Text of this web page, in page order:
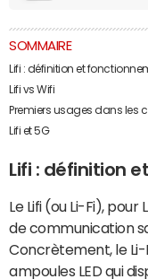
SOMMAIRE
Lifi : définition et
Lifi vs Wifi
Premiers usages dans les
Lifi et 5G
Lifi : définition
Le Lifi (ou Li-Fi),
de communication
Concrètement, le Li-
ampoules LED qui